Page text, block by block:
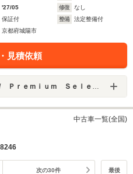
'27/05 修復
なし
保証付 整備
法定整備付
京都府城陽市
見積依頼
ｉｕｍ Ｓｅｌｅｃｔｉｏｎ 城陽
中古車一覧(全国)
次の30件 最後